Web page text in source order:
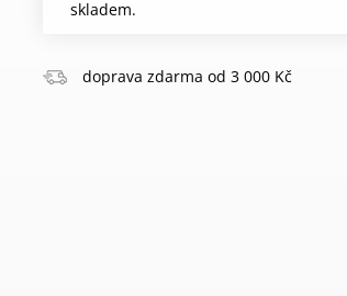
skladem.
doprava zdarma od 3 000 Kč